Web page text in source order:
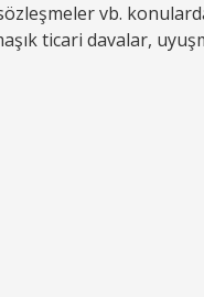
vb.
ticari davalar,